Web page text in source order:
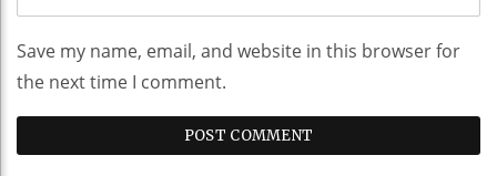
Save my name, email, and website in this browser for
the next time I comment.